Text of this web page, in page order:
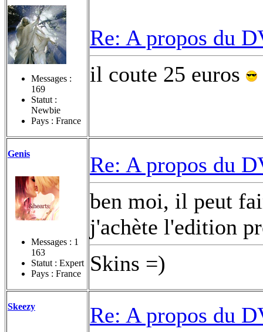
Messages :
169
Statut :
Newbie
Pays : France
Re: A propos du
il coute 25 euros
Genis
Messages : 1
163
Statut : Expert
Pays : France
Re: A propos du
ben moi, il peut
j'achète l'edition
Skins =)
Skeezy
Re: A propos du